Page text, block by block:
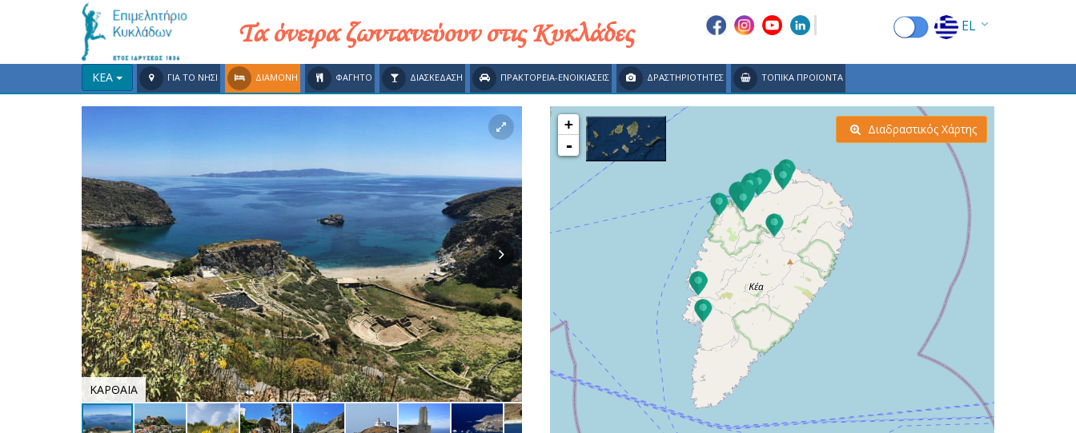
Τα όνειρα ζωντανεύουν στις Κυκλάδες EL
EN
FR
DE
ΚΕΑ ΓΙΑ ΤΟ ΝΗΣΙ ΔΙΑΜΟΝΗ ΦΑΓΗΤΟ ΔΙΑΣΚΕΔΑΣΗ ΠΡΑΚΤΟΡΕΙΑ-ΕΝΟΙΚΙΑΣΕΙΣ ΔΡΑΣΤΗΡΙΟΤΗΤΕΣ ΤΟΠΙΚΑ ΠΡΟΪΟΝΤΑ
ΚΑΡΘΑΙΑ ΙΟΥΛΙΔΑ
+
-
Διαδραστικός Χάρτης